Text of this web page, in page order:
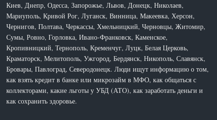
Киев, Днепр, Одесса, Запорожье, Львов, Донецк, Николаев,
Мариуполь, Кривой Рог, Луганск, Винница, Макеевка, Херсон,
Чернигов, Полтава, Черкассы, Хмельницкий, Черновцы, Житомир,
Сумы, Ровно, Горловка, Ивано-Франковск, Каменское,
Кропивницкий, Тернополь, Кременчуг, Луцк, Белая Церковь,
Краматорск, Мелитополь, Ужгород, Бердянск, Никополь, Славянск,
Бровары, Павлоград, Северодонецк. Люди ищут информацию о том,
как взять кредит в банке или микрозайм в МФО, как общаться с
коллекторами, какие льготы у УБД (АТО), как заработать деньги и
как сохранить здоровье.